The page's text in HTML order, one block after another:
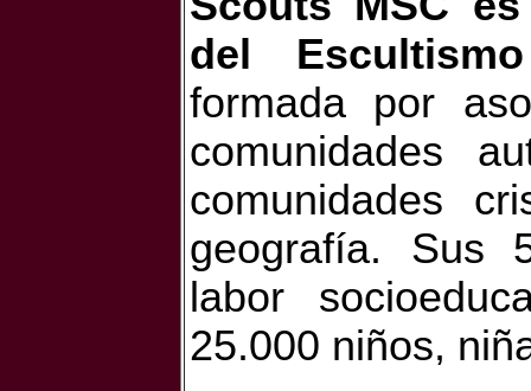
del
formada por
comunidades
comunidades
geografía. Sus
labor
25.000 niños,